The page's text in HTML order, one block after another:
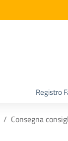
Registro
Consegna